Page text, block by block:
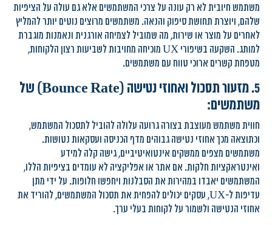
משתמש חיובית לא רק עונה על צרכי המשתמשים אלא גם עולה על הציפיות
שלהם, ויוצרת תחושת סיפוק והנאה. משתמשים מרוצים נוטים יותר להמליץ ​​
לאחרים על מוצר או שירות, מה שמוביל לצמיחה אורגנית ונאמנות מוגברת
למותג. השקעה בשיפורי UX מוכיחה מחויבות לשביעות רצון הלקוחות,
מטפחת קשרים ארוכי טווח עם משתמשים.
5. מזעור תסכול ואחוזי נטישה (Bounce Rate) של
משתמשים:
חווית משתמש מעוצבת בצורה גרועה עלולה להוביל לתסכול המשתמש,
וכתוצאה מכך אחוזי נטישה גבוהים מדף הכניסה ועסקאות נטושות.
משתמשים מצפים ממשקים אינטואיטיביים, גישה קלה למידע
ואינטראקציות חלקות. אם אתר או אפליקציה לא עומדים בציפיות הללו,
המשתמשים יאבדו במהירות את הסבלנות ויחפשו חלופות. על ידי מתן
עדיפות ל-UX, עסקים יכולים להפחית את תסכול המשתמשים, להוריד את
אחוזי הנטישה ולשמור על לקוחות בעלי ערך.